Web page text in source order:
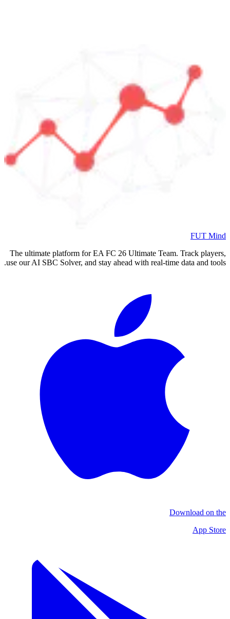
FUT Mind
The ultimate platform for EA FC 26 Ultimate Team. Track players,
use our AI SBC Solver, and stay ahead with real-time data and tools.
Download on the
App Store